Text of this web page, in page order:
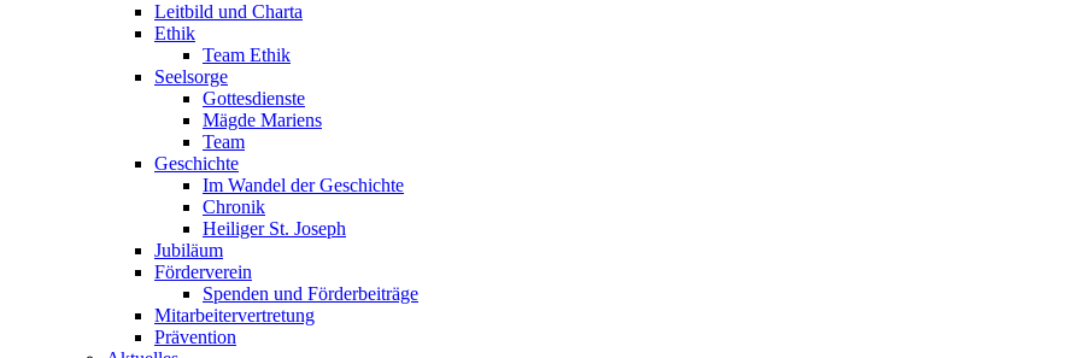
Leitbild und Charta
Ethik
Team Ethik
Seelsorge
Gottesdienste
Mägde Mariens
Team
Geschichte
Im Wandel der Geschichte
Chronik
Heiliger St. Joseph
Jubiläum
Förderverein
Spenden und Förderbeiträge
Mitarbeitervertretung
Prävention